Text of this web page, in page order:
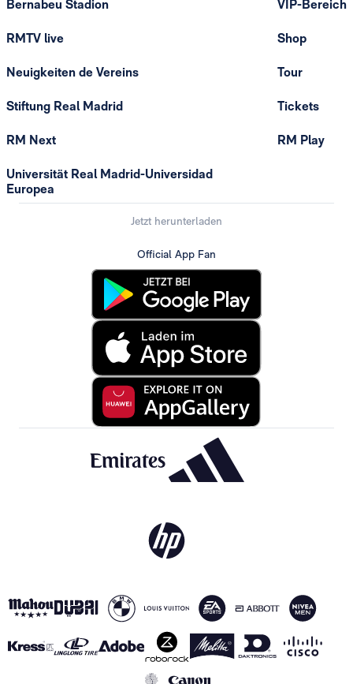
Bernabeu Stadion
RMTV live
Neuigkeiten de Vereins
Stiftung Real Madrid
RM Next
Universität Real Madrid-Universidad
Europea
VIP-Bereich
Shop
Tour
Tickets
RM Play
Jetzt herunterladen
Official App Fan